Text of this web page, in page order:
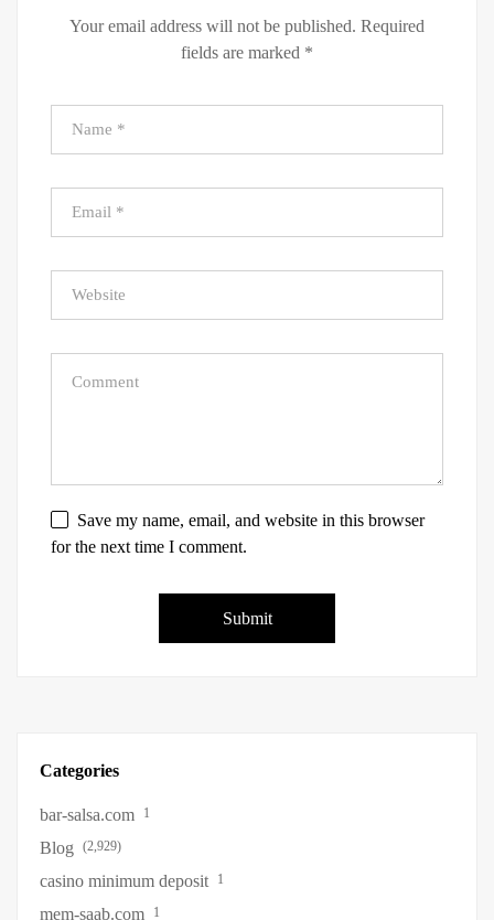
Started
Cassino ◦
Spin & Win 500
Your email address will not be published. Required
fields are marked *
Save my name, email, and website in this browser
for the next time I comment.
Categories
bar-salsa.com 1
Blog (2,929)
casino minimum deposit 1
mem-saab.com 1